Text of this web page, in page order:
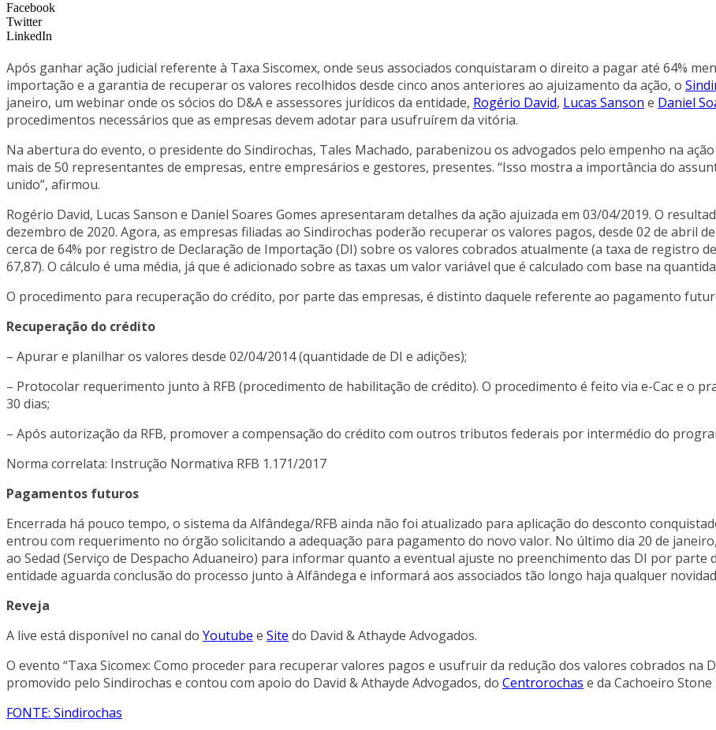
Facebook
Twitter
LinkedIn
Após ganhar ação judicial referente à Taxa Siscomex, onde seus associados conquistaram o direito a pagar até 64%
importação e a garantia de recuperar os valores recolhidos desde cinco anos anteriores ao ajuizamento da ação, o
janeiro, um webinar onde os sócios do D&A e assessores jurídicos da entidade, Rogério David, Lucas Sanson e Daniel
procedimentos necessários que as empresas devem adotar para usufruírem da vitória.
Na abertura do evento, o presidente do Sindirochas, Tales Machado, parabenizou os advogados pelo empenho na
mais de 50 representantes de empresas, entre empresários e gestores, presentes. “Isso mostra a importância do
unido”, afirmou.
Rogério David, Lucas Sanson e Daniel Soares Gomes apresentaram detalhes da ação ajuizada em 03/04/2019. O
dezembro de 2020. Agora, as empresas filiadas ao Sindirochas poderão recuperar os valores pagos, desde 02 de abril
cerca de 64% por registro de Declaração de Importação (DI) sobre os valores cobrados atualmente (a taxa de registro
67,87). O cálculo é uma média, já que é adicionado sobre as taxas um valor variável que é calculado com base na
O procedimento para recuperação do crédito, por parte das empresas, é distinto daquele referente ao pagamento
Recuperação do crédito
– Apurar e planilhar os valores desde 02/04/2014 (quantidade de DI e adições);
– Protocolar requerimento junto à RFB (procedimento de habilitação de crédito). O procedimento é feito via e-Cac e o
30 dias;
– Após autorização da RFB, promover a compensação do crédito com outros tributos federais por intermédio do
Norma correlata: Instrução Normativa RFB 1.171/2017
Pagamentos futuros
Encerrada há pouco tempo, o sistema da Alfândega/RFB ainda não foi atualizado para aplicação do desconto
entrou com requerimento no órgão solicitando a adequação para pagamento do novo valor. No último dia 20 de
ao Sedad (Serviço de Despacho Aduaneiro) para informar quanto a eventual ajuste no preenchimento das DI por parte
entidade aguarda conclusão do processo junto à Alfândega e informará aos associados tão longo haja qualquer
Reveja
A live está disponível no canal do Youtube e Site do David & Athayde Advogados.
O evento “Taxa Sicomex: Como proceder para recuperar valores pagos e usufruir da redução dos valores cobrados na
promovido pelo Sindirochas e contou com apoio do David & Athayde Advogados, do Centrorochas e da Cachoeiro Stone
FONTE: Sindirochas